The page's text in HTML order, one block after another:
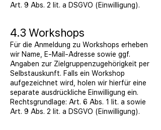
Art. 9 Abs. 2 lit. a DSGVO (Einwilligung).
4.3 Workshops
Für die Anmeldung zu Workshops erheben
wir Name, E-Mail-Adresse sowie ggf.
Angaben zur Zielgruppenzugehörigkeit per
Selbstauskunft. Falls ein Workshop
aufgezeichnet wird, holen wir hierfür eine
separate ausdrückliche Einwilligung ein.
Rechtsgrundlage: Art. 6 Abs. 1 lit. a sowie
Art. 9 Abs. 2 lit. a DSGVO (Einwilligung).